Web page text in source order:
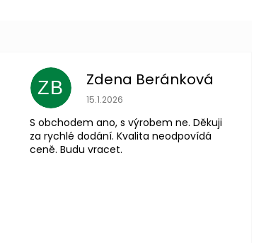
ZB Zdena Beránková
Hodnocení obchodu je 1 z 5
15.1.2026
S obchodem ano, s výrobem ne. Děkuji
za rychlé dodání. Kvalita neodpovídá
ceně. Budu vracet.